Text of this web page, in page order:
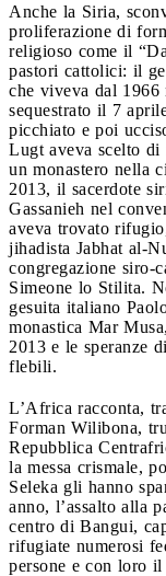
Anche la Siria,
proliferazione di
religioso come il
pastori cattolici: il
che viveva dal 1966
sequestrato il 7
picchiato e poi
Lugt aveva scelto di
un monastero nella
2013, il sacerdote
Gassanieh nel
aveva trovato
jihadista Jabhat al-
congregazione siro-
Simeone lo Stilita.
gesuita italiano
monastica Mar
2013 e le speranze
flebili.
L’Africa racconta,
Forman Wilibona,
Repubblica
la messa crismale,
Seleka gli hanno
anno, l’assalto alla
centro di Bangui,
rifugiate numerosi
persone e con loro